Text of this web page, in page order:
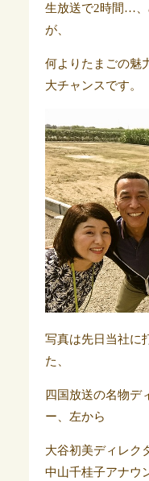
生放送で2時間…
が、
何よりたまごの魅
大チャンスです。
写真は先日当社に
た、
四国放送の名物デ
ー、左から
大谷初美ディレク
中山千桂子アナウ